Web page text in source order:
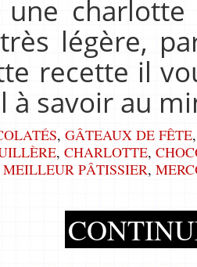
légère,
recette il
à savoir au
, GÂTEAUX DE FÊTE
, CHARLOTTE,
PÂTISSIER,